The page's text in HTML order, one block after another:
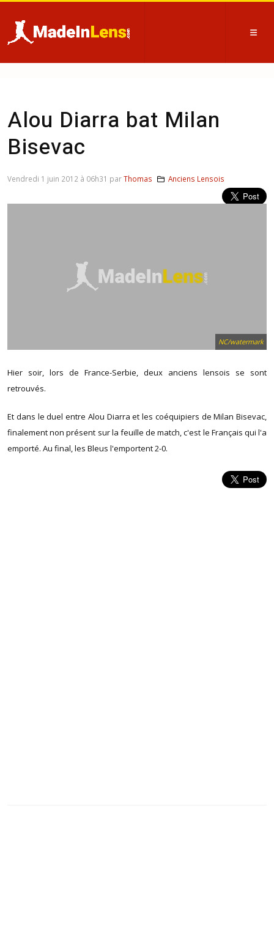
Alou Diarra bat Milan
Bisevac
NC/watermark
Hier soir, lors de France-Serbie, deux anciens lensois se sont
retrouvés.
Et dans le duel entre Alou Diarra et les coéquipiers de Milan Bisevac,
finalement non présent sur la feuille de match, c'est le Français qui l'a
emporté. Au final, les Bleus l'emportent 2-0.
Vendredi 1 juin 2012 à 06h31 parThomas Anciens Lensois